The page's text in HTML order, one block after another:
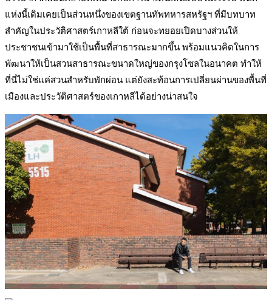
แห่งนี้เดิมเคยเป็นส่วนหนึ่งของเขตฐานทัพทหารสหรัฐฯ ที่มีบทบาท
สำคัญในประวัติศาสตร์เกาหลีใต้ ก่อนจะทยอยเปิดบางส่วนให้
ประชาชนเข้ามาใช้เป็นพื้นที่สาธารณะมากขึ้น พร้อมแนวคิดในการ
พัฒนาให้เป็นสวนสาธารณะขนาดใหญ่ของกรุงโซลในอนาคต ทำให้
ที่นี่ไม่ใช่แค่สวนสำหรับพักผ่อน แต่ยังสะท้อนการเปลี่ยนผ่านของพื้นที่
เมืองและประวัติศาสตร์ของเกาหลีได้อย่างน่าสนใจ